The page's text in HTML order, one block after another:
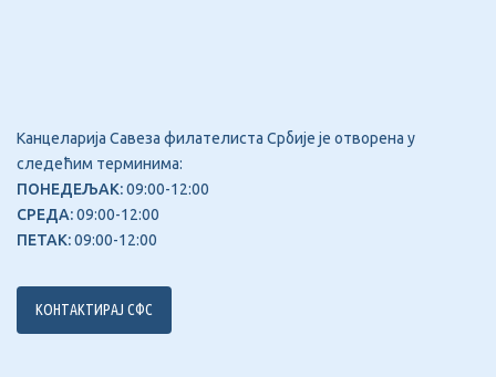
Канцеларија Савеза филателиста Србије је отворена у
следећим терминима:
ПОНЕДЕЉАК:09:00-12:00
СРЕДА:09:00-12:00
ПЕТАК:09:00-12:00
КОНТАКТИРАЈ СФС